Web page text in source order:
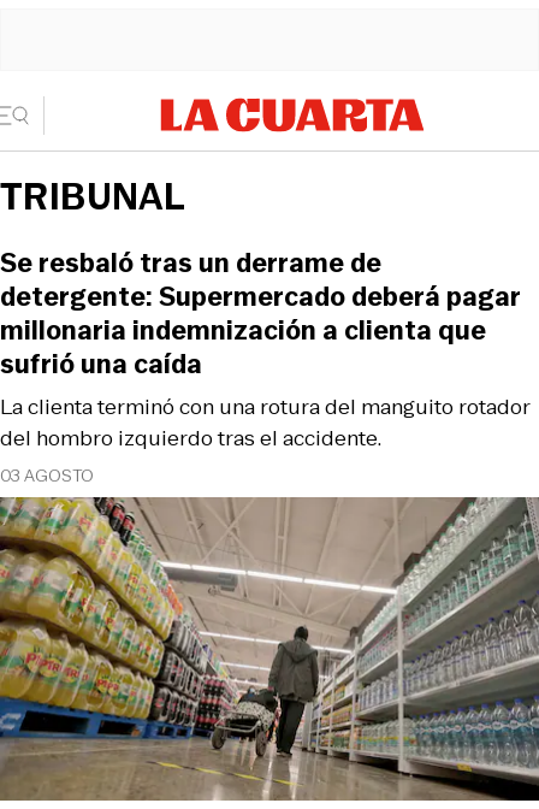
TRIBUNAL
03 AGOSTO
La clienta terminó con una rotura del manguito rotador
del hombro izquierdo tras el accidente.
Se resbaló tras un derrame de
detergente: Supermercado deberá pagar
millonaria indemnización a clienta que
sufrió una caída